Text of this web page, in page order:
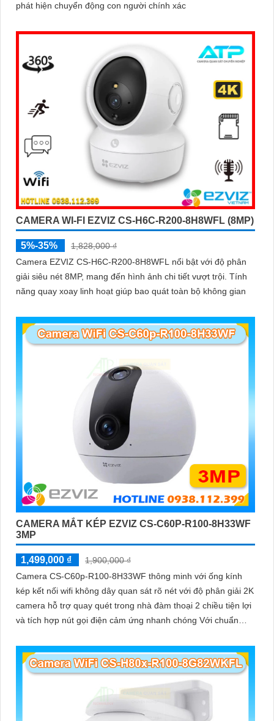
phát hiện chuyển động con người chính xác
CAMERA WI-FI EZVIZ CS-H6C-R200-8H8WFL (8MP)
5%-35%
1,828,000 ₫
Camera EZVIZ CS-H6C-R200-8H8WFL nổi bật với độ phân
giải siêu nét 8MP, mang đến hình ảnh chi tiết vượt trội. Tính
năng quay xoay linh hoạt giúp bao quát toàn bộ không gian
CAMERA MẮT KÉP EZVIZ CS-C60P-R100-8H33WF
3MP
1,499,000 ₫
1,900,000 ₫
Camera CS-C60p-R100-8H33WF thông minh với ống kính
kép kết nối wifi không dây quan sát rõ nét với độ phân giải 2K
camera hỗ trợ quay quét trong nhà đàm thoại 2 chiều tiện lợi
và tích hợp nút gọi điện cảm ứng nhanh chóng Với chuẩn